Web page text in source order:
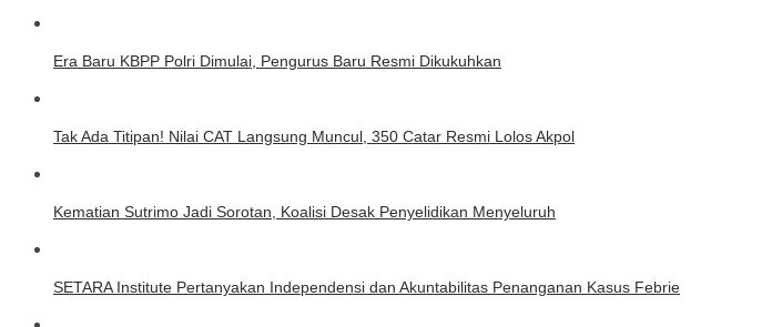
Era Baru KBPP Polri Dimulai, Pengurus Baru Resmi Dikukuhkan
Tak Ada Titipan! Nilai CAT Langsung Muncul, 350 Catar Resmi Lolos Akpol
Kematian Sutrimo Jadi Sorotan, Koalisi Desak Penyelidikan Menyeluruh
SETARA Institute Pertanyakan Independensi dan Akuntabilitas Penanganan Kasus Febrie